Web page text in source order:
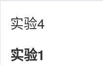
实验4
实验1